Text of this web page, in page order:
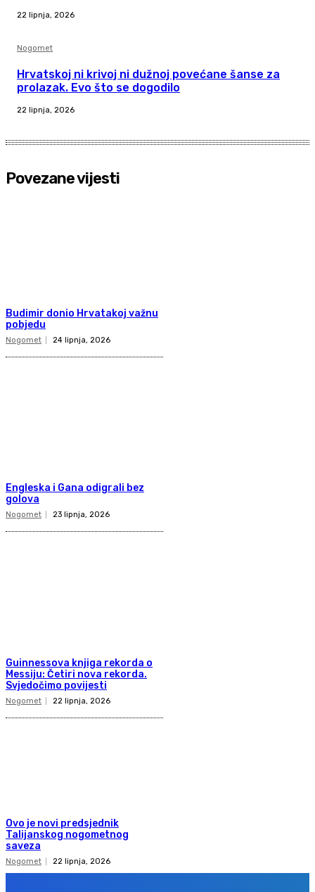
22 lipnja, 2026
Nogomet
Hrvatskoj ni krivoj ni dužnoj povećane šanse za
prolazak. Evo što se dogodilo
22 lipnja, 2026
Povezane vijesti
Budimir donio Hrvatakoj važnu
pobjedu
Nogomet 24 lipnja, 2026
Engleska i Gana odigrali bez
golova
Nogomet 23 lipnja, 2026
Guinnessova knjiga rekorda o
Messiju: Četiri nova rekorda.
Svjedočimo povijesti
Nogomet 22 lipnja, 2026
Ovo je novi predsjednik
Talijanskog nogometnog
saveza
Nogomet 22 lipnja, 2026